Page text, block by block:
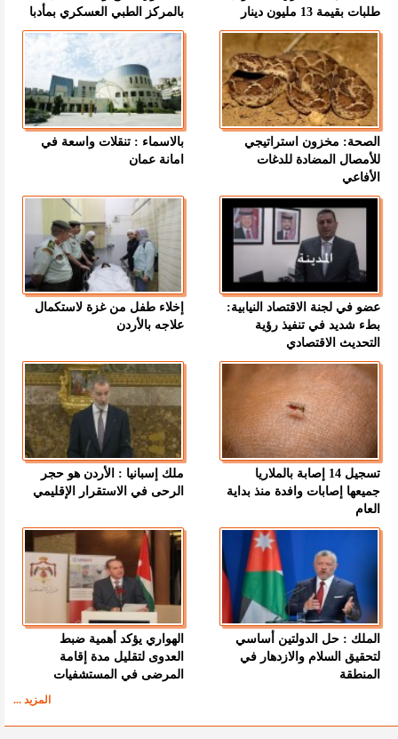
طلبات بقيمة 13 مليون دينار
بالمركز الطبي العسكري بمأدبا
الصحة: مخزون استراتيجي
للأمصال المضادة للدغات
الأفاعي
بالاسماء : تنقلات واسعة في
امانة عمان
عضو في لجنة الاقتصاد النيابية:
بطء شديد في تنفيذ رؤية
التحديث الاقتصادي
إخلاء طفل من غزة لاستكمال
علاجه بالأردن
تسجيل 14 إصابة بالملاريا
جميعها إصابات وافدة منذ بداية
العام
ملك إسبانيا : الأردن هو حجر
الرحى في الاستقرار الإقليمي
الملك : حل الدولتين أساسي
لتحقيق السلام والازدهار في
المنطقة
الهواري يؤكد أهمية ضبط
العدوى لتقليل مدة إقامة
المرضى في المستشفيات
المزيد ...